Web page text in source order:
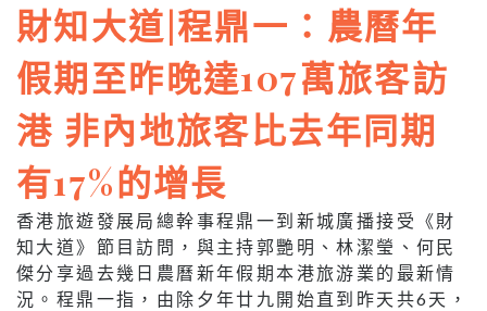
財知大道|程鼎一：農曆年
假期至昨晚達107萬旅客訪
港 非內地旅客比去年同期
有17%的增長
香港旅遊發展局總幹事程鼎一到新城廣播接受《財
知大道》節目訪問，與主持郭艷明、林潔瑩、何民
傑分享過去幾日農曆新年假期本港旅游業的最新情
況。程鼎一指，由除夕年廿九開始直到昨天共6天，